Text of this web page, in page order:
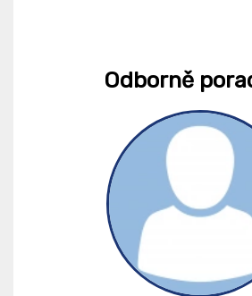
Odborně